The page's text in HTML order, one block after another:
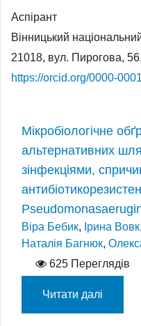
Аспірант
Вінницький
21018, вул. Пирогова,
https://orcid.org/0000-
Мікробіологічне
альтернативних
зінфекціями,
Віра Бебик, Ірина Вовк,
Наталія Багнюк,
625 Переглядів
Читати далі